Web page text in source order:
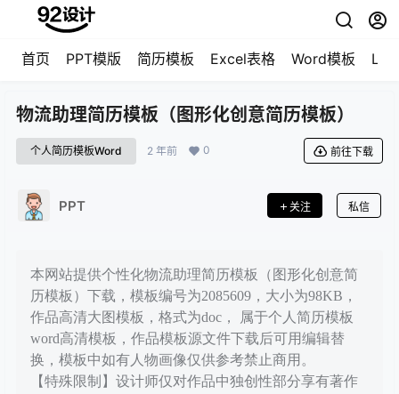
首页 PPT模版 简历模板 Excel表格 Word模板
物流助理简历模板（图形化创意简历模板）
个人简历模板Word 2 年前 0 前往下载
PPT 关注 私信
本网站提供个性化物流助理简历模板（图形化创意简
历模板）下载，模板编号为2085609，大小为98KB，
作品高清大图模板，格式为doc， 属于个人简历模板
word高清模板，作品模板源文件下载后可用编辑替
换，模板中如有人物画像仅供参考禁止商用。
【特殊限制】设计师仅对作品中独创性部分享有著作